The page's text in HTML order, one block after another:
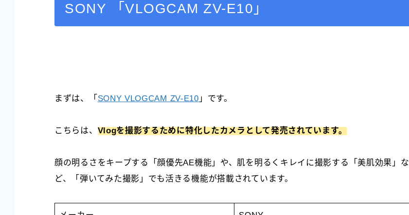
SONY 「VLOGCAM ZV-E10」
まずは、「 SONY VLOGCAM ZV-E10 」です。
こちらは、 Vlogを撮影するために特化したカメラとして発売されています。
顔の明るさをキープする「顔優先AE機能」や、肌を明るくキレイに撮影する「美肌効果」な
ど、「弾いてみた撮影」でも活きる機能が搭載されています。